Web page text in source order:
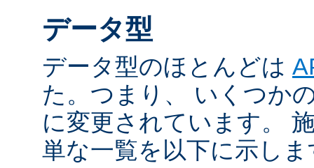
データ型
データ型のほとんどは
た。つまり、 いくつか
に変更されています。
単な一覧を以下に示しま